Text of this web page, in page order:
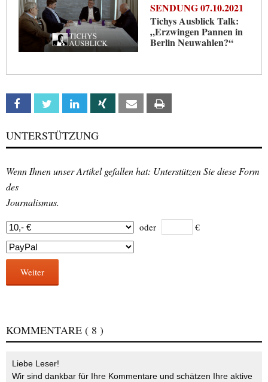
SENDUNG 07.10.2021
Tichys Ausblick Talk:
„Erzwingen Pannen in
Berlin Neuwahlen?“
Facebook Twitter Linkedin Xing Email
UNTERSTÜTZUNG
Wenn Ihnen unser Artikel gefallen hat: Unterstützen Sie diese Form
des
Journalismus.
oder €
Weiter
KOMMENTARE ( 8 )
Liebe Leser!
Wir sind dankbar für Ihre Kommentare und schätzen Ihre aktive